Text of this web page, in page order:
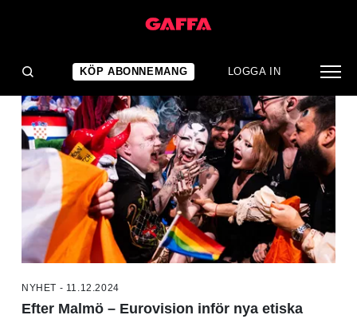
KÖP ABONNEMANG LOGGA IN
NYHET - 11.12.2024
Efter Malmö – Eurovision inför nya etiska